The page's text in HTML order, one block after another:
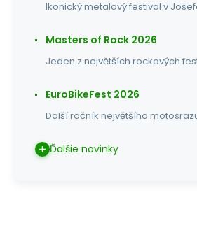
Ikonický metalový festival v
Masters of Rock 2026
Jeden z největších rockových
EuroBikeFest 2026
Další ročník největšího
Ďalšie novinky